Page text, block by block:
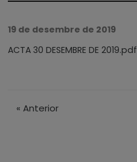
19 de desembre de 2019
ACTA 30 DESEMBRE DE 2019.pdf
«Anterior